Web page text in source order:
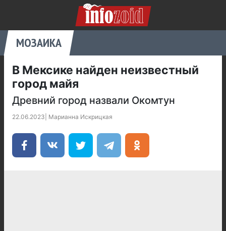
МОЗАИКА
В Мексике найден неизвестный
город майя
Древний город назвали Окомтун
22.06.2023 Марианна Искрицкая